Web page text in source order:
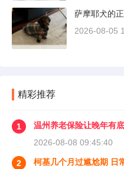
萨摩耶犬的
2026-08-05
精彩推荐
1
温州养老保险让晚年有
2026-08-08 09:45:40
2
柯基几个月过尴尬期 日